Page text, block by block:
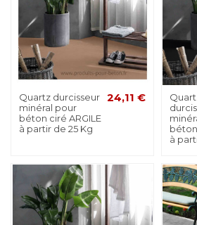
Quartz durcisseur
minéral pour
béton ciré ARGILE
à partir de 25 Kg
24,11 €
à